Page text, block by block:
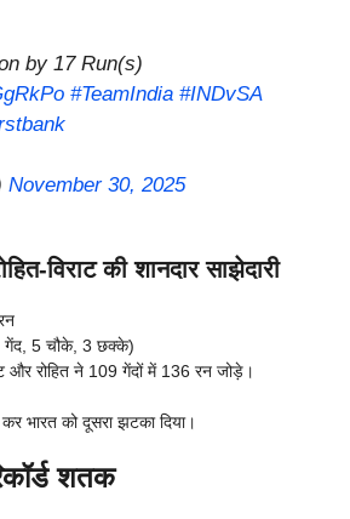
by 17 Run(s)
#TeamIndia #INDvSA
November 30, 2025
विराट की शानदार साझेदारी
गेंद, 5 चौके, 3 छक्के)
और रोहित ने 109 गेंदों में 136 रन जोड़े।
भारत को दूसरा झटका दिया।
शतक